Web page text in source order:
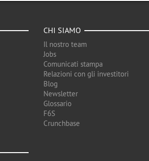
CHI SIAMO
Il nostro team
Jobs
Comunicati stampa
Relazioni con gli investitori
Blog
Newsletter
Glossario
F6S
Crunchbase